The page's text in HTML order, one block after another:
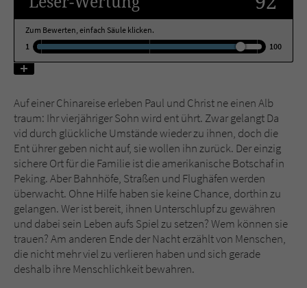
Zum Bewerten, einfach Säule klicken.
1
100
Auf einer Chinareise erleben Paul und Christ ne einen Alb
traum: Ihr vierjähriger Sohn wird ent ührt. Zwar gelangt Da
vid durch glückliche Umstände wieder zu ihnen, doch die
Ent ührer geben nicht auf, sie wollen ihn zurück. Der einzig
sichere Ort für die Familie ist die amerikanische Botschaf in
Peking. Aber Bahnhöfe, Straßen und Flughäfen werden
überwacht. Ohne Hilfe haben sie keine Chance, dorthin zu
gelangen. Wer ist bereit, ihnen Unterschlupf zu gewähren
und dabei sein Leben aufs Spiel zu setzen? Wem können sie
trauen? Am anderen Ende der Nacht erzählt von Menschen,
die nicht mehr viel zu verlieren haben und sich gerade
deshalb ihre Menschlichkeit bewahren.
Name tx_pwcomments_ahash
Anbieter Literatur-Couch Medien GmbH & Co. KG
Zweck Cookie für Kommentare einzelner Buchtitel
Name fe_typo_user
Anbieter Literatur-Couch Medien GmbH & Co. KG
Laufzeit Session
Dieses Cookie gewährleistet die